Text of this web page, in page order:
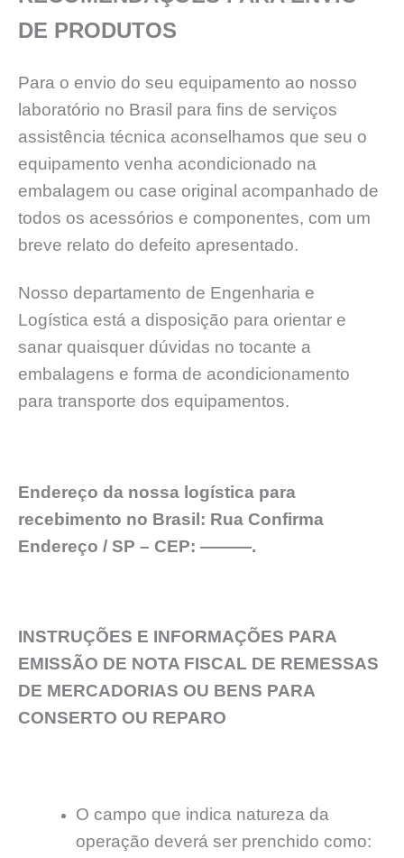
DE PRODUTOS
Para o envio do seu equipamento ao nosso
laboratório no Brasil para fins de serviços
assistência técnica aconselhamos que seu o
equipamento venha acondicionado na
embalagem ou case original acompanhado de
todos os acessórios e componentes, com um
breve relato do defeito apresentado.
Nosso departamento de Engenharia e
Logística está a disposição para orientar e
sanar quaisquer dúvidas no tocante a
embalagens e forma de acondicionamento
para transporte dos equipamentos.
Endereço da nossa logística para
recebimento no Brasil: Rua Confirma
Endereço / SP – CEP: ———.
INSTRUÇÕES E INFORMAÇÕES PARA
EMISSÃO DE NOTA FISCAL DE REMESSAS
DE MERCADORIAS OU BENS PARA
CONSERTO OU REPARO
O campo que indica natureza da
operação deverá ser prenchido como: